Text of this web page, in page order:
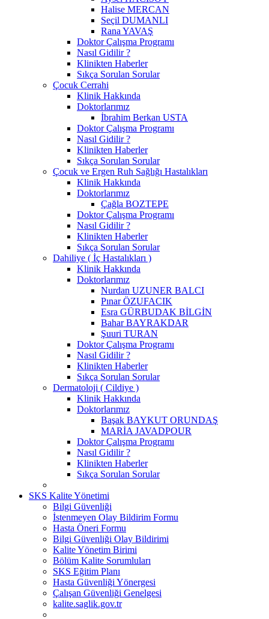
Halise MERCAN
Seçil DUMANLI
Rana YAVAŞ
Doktor Çalışma Programı
Nasıl Gidilir ?
Klinikten Haberler
Sıkça Sorulan Sorular
Çocuk Cerrahi
Klinik Hakkında
Doktorlarımız
İbrahim Berkan USTA
Doktor Çalışma Programı
Nasıl Gidilir ?
Klinikten Haberler
Sıkça Sorulan Sorular
Çocuk ve Ergen Ruh Sağlığı Hastalıkları
Klinik Hakkında
Doktorlarımız
Çağla BOZTEPE
Doktor Çalışma Programı
Nasıl Gidilir ?
Klinikten Haberler
Sıkça Sorulan Sorular
Dahiliye ( İç Hastalıkları )
Klinik Hakkında
Doktorlarımız
Nurdan UZUNER BALCI
Pınar ÖZUFACIK
Esra GÜRBUDAK BİLGİN
Bahar BAYRAKDAR
Şuuri TURAN
Doktor Çalışma Programı
Nasıl Gidilir ?
Klinikten Haberler
Sıkça Sorulan Sorular
Dermatoloji ( Cildiye )
Klinik Hakkında
Doktorlarımız
Başak BAYKUT ORUNDAŞ
MARİA JAVADPOUR
Doktor Çalışma Programı
Nasıl Gidilir ?
Klinikten Haberler
Sıkça Sorulan Sorular
SKS Kalite Yönetimi
Bilgi Güvenliği
İstenmeyen Olay Bildirim Formu
Hasta Öneri Formu
Bilgi Güvenliği Olay Bildirimi
Kalite Yönetim Birimi
Bölüm Kalite Sorumluları
SKS Eğitim Planı
Hasta Güvenliği Yönergesi
Çalışan Güvenliği Genelgesi
kalite.saglik.gov.tr